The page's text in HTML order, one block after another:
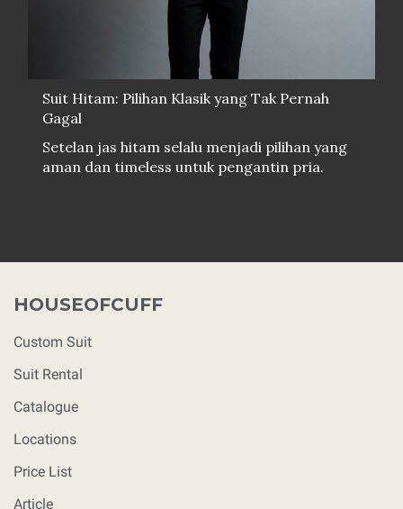
Suit Hitam: Pilihan Klasik yang Tak Pernah
Gagal
Setelan jas hitam selalu menjadi pilihan yang
aman dan timeless untuk pengantin pria.
HOUSEOFCUFF
Custom Suit
Suit Rental
Catalogue
Locations
Price List
Article